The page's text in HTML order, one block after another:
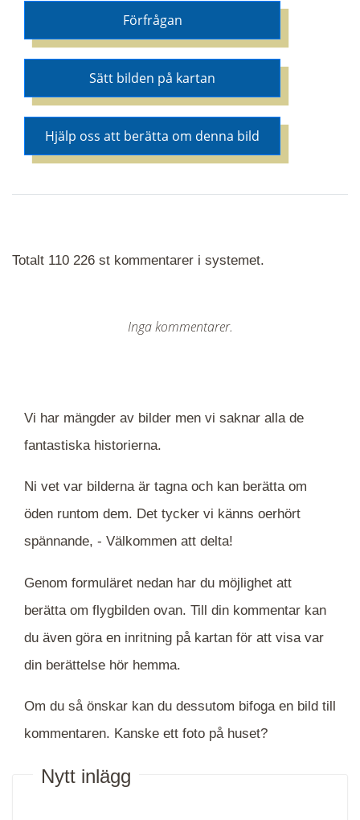
Förfrågan
Sätt bilden på kartan
Hjälp oss att berätta om denna bild
Totalt 110 226 st kommentarer i systemet.
Inga kommentarer.
Vi har mängder av bilder men vi saknar alla de
fantastiska historierna.
Ni vet var bilderna är tagna och kan berätta om
öden runtom dem. Det tycker vi känns oerhört
spännande, - Välkommen att delta!
Genom formuläret nedan har du möjlighet att
berätta om flygbilden ovan. Till din kommentar kan
du även göra en inritning på kartan för att visa var
din berättelse hör hemma.
Om du så önskar kan du dessutom bifoga en bild till
kommentaren. Kanske ett foto på huset?
Nytt inlägg